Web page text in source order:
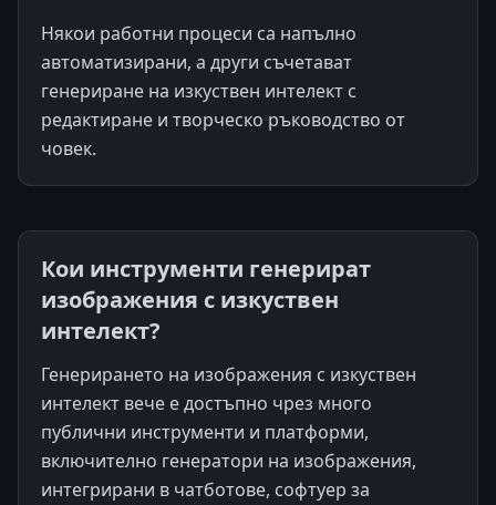
Някои работни процеси са напълно
автоматизирани, а други съчетават
генериране на изкуствен интелект с
редактиране и творческо ръководство от
човек.
Кои инструменти генерират
изображения с изкуствен
интелект?
Генерирането на изображения с изкуствен
интелект вече е достъпно чрез много
публични инструменти и платформи,
включително генератори на изображения,
интегрирани в чатботове, софтуер за